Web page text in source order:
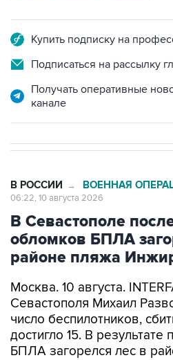
Купить подписку на
Подписаться на рассылку
Получать оперативные
канале
В РОССИИ → ВОЕННАЯ
06:22, 10 августа 2026
В Севастополе
обломков БПЛА
районе пляжа
Москва. 10 августа.
Севастополя Михаил
число беспилотников,
достигло 15. В
БПЛА загорелся лес в